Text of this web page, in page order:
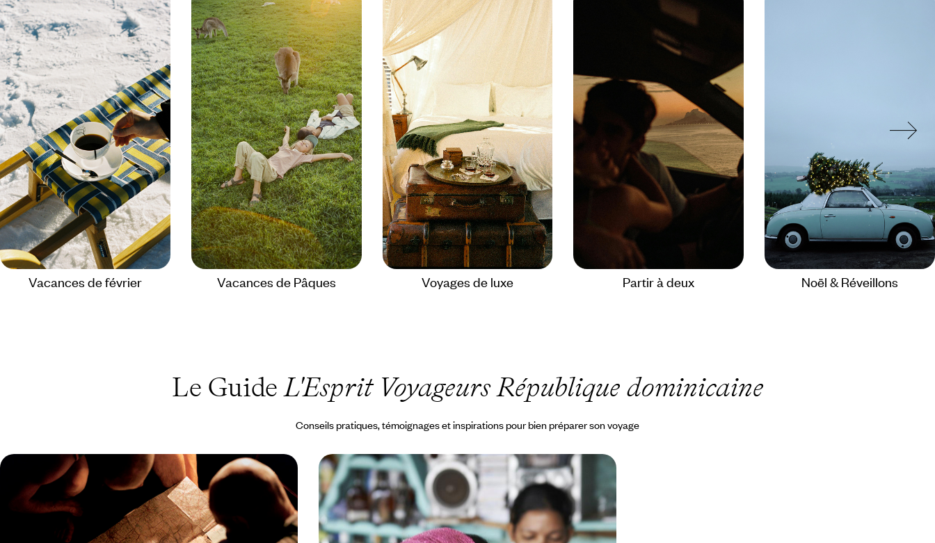
Vacances de février Vacances de Pâques Voyages de luxe Partir à deux Noël & Réveillons
Le GuideL'Esprit Voyageurs République dominicaine
Conseils pratiques, témoignages et inspirations pour bien préparer son voyage